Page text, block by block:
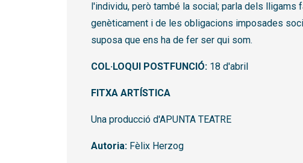
l'individu, però també la social; parla dels lligams
genèticament i de les obligacions imposades
suposa que ens ha de fer ser qui som.
COL·LOQUI POSTFUNCIÓ: 18 d'abril
FITXA ARTÍSTICA
Una producció d'APUNTA TEATRE
Autoria: Fèlix Herzog